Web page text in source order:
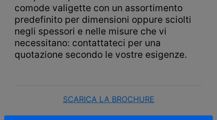
comode valigette con un assortimento
predefinito per dimensioni oppure sciolti
negli spessori e nelle misure che vi
necessitano: contattateci per una
quotazione secondo le vostre esigenze.
SCARICA LA BROCHURE